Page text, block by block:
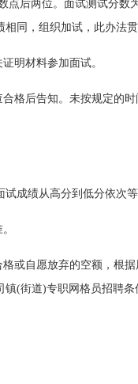
点后两位。面试测试分数
相同，组织加试，此办法
明材料参加面试。
格后告知。未按规定的
成绩从高分到低分依次
或自愿放弃的空额，根
(街道)专职网格员招聘